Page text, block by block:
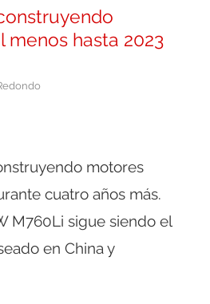
menos hasta 2023
motores
cuatro años más.
M760Li sigue siendo el
en China y